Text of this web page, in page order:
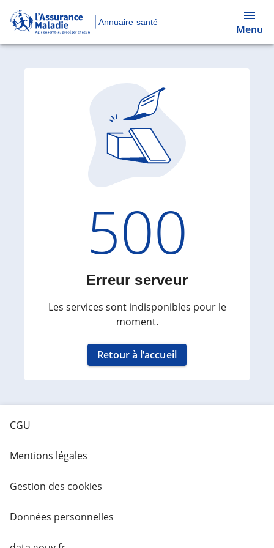
Annuaire santé
Menu
Code
500
Erreur serveur
Les services sont indisponibles pour le
moment.
Retour à l’accueil
CGU
Mentions légales
Gestion des cookies
Données personnelles